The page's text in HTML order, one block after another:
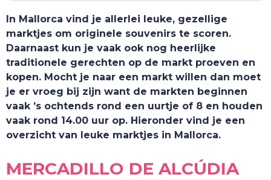
In Mallorca vind je allerlei leuke, gezellige
marktjes om originele souvenirs te scoren.
Daarnaast kun je vaak ook nog heerlijke
traditionele gerechten op de markt proeven en
kopen. Mocht je naar een markt willen dan moet
je er vroeg bij zijn want de markten beginnen
vaak ’s ochtends rond een uurtje of 8 en houden
vaak rond 14.00 uur op. Hieronder vind je een
overzicht van leuke marktjes in Mallorca.
MERCADILLO DE ALCÚDIA